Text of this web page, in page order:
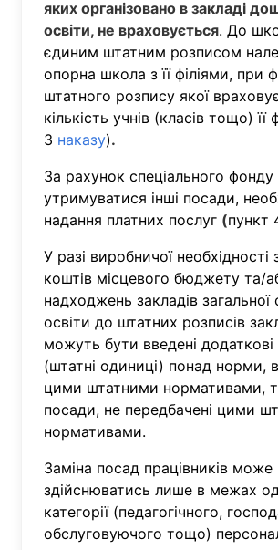
яких організовано в закладі
освіти, не враховується. До
єдиним штатним розписом
опорна школа з її філіями, при
штатного розпису якої
кількість учнів (класів тощо) її
3 наказу).
За рахунок спеціального
утримуватися інші посади,
надання платних послуг (пункт
У разі виробничої необхідності
коштів місцевого бюджету та/
надходжень закладів загальної
освіти до штатних розписів
можуть бути введені
(штатні одиниці) понад норми,
цими штатними нормативами,
посади, не передбачені цими
нормативами.
Заміна посад працівників може
здійснюватись лише в межах
категорії (педагогічного,
обслуговуючого тощо)